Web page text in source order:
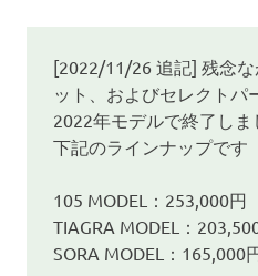
[2022/11/26 追記] 残念
ット、およびセレクトパ
2022年モデルで終了し
下記のラインナップです
105 MODEL：253,000円
TIAGRA MODEL：
SORA MODEL：165,000